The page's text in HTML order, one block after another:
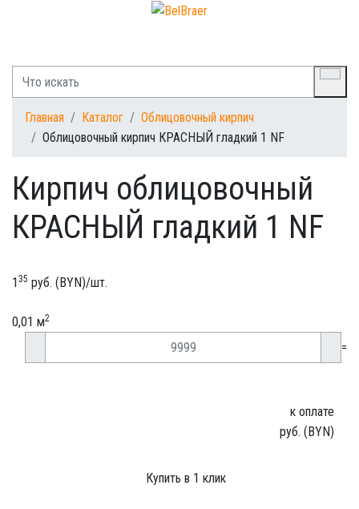
Главная Каталог
Облицовочный кирпич
Облицовочный кирпич КРАСНЫЙ гладкий 1 NF
Кирпич облицовочный
КРАСНЫЙ гладкий 1 NF
135 руб. (BYN)/шт.
0,01 м2
=
к оплате
руб. (BYN)
Купить в 1 клик